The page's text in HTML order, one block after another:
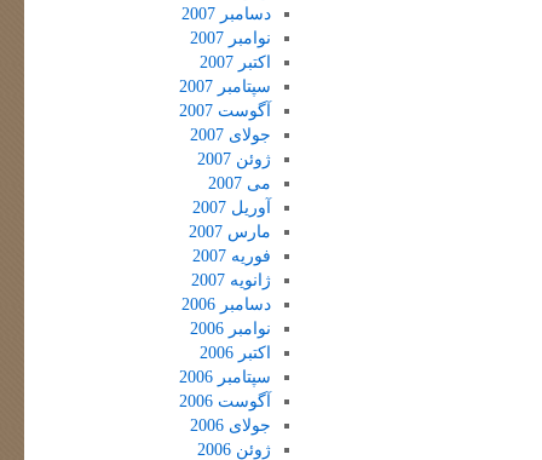
دسامبر 2007
نوامبر 2007
اکتبر 2007
سپتامبر 2007
آگوست 2007
جولای 2007
ژوئن 2007
می 2007
آوریل 2007
مارس 2007
فوریه 2007
ژانویه 2007
دسامبر 2006
نوامبر 2006
اکتبر 2006
سپتامبر 2006
آگوست 2006
جولای 2006
ژوئن 2006